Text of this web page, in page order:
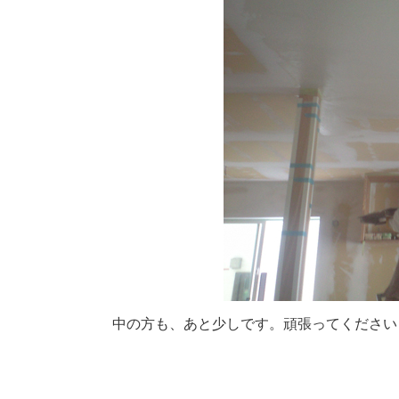
中の方も、あと少しです。頑張ってくださ